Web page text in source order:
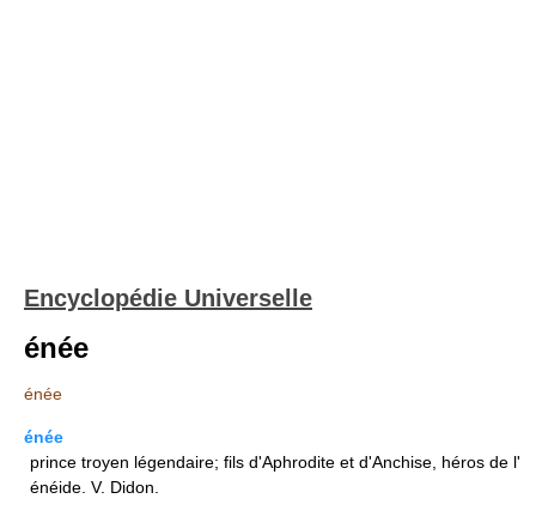
Encyclopédie Universelle
énée
énée
énée
prince troyen légendaire; fils d'Aphrodite et d'Anchise, héros de l'
énéide. V. Didon.